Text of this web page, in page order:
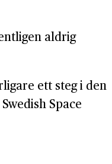
aldrig
ett steg i den
Space